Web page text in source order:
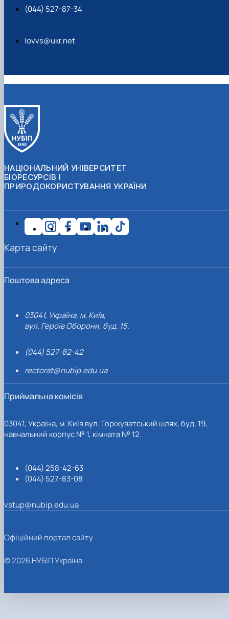
(044) 527-87-34
lovvs@ukr.net
НАЦІОНАЛЬНИЙ УНІВЕРСИТЕТ
БІОРЕСУРСІВ І
ПРИРОДОКОРИСТУВАННЯ УКРАЇНИ
Поштова адреса
03041, Україна, м. Київ,
вул. Героїв Оборони, буд. 15.
(044) 527-82-42
rectorat@nubip.edu.ua
Приймальна комісія
03041, Україна, м. Київ вул. Горіхуватський шлях, буд. 19,
навчальний корпус № 1, кімната № 12.
(044) 258-42-63
(044) 527-83-08
vstup@nubip.edu.ua
Карта сайту
Офіційний портал сайту
© 2026 НУБІП Україна